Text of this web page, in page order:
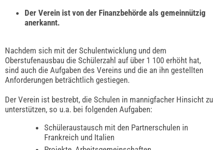
Der Verein ist von der Finanzbehörde als gemeinnützig
anerkannt.
Nachdem sich mit der Schulentwicklung und dem
Oberstufenausbau die Schülerzahl auf über 1 100 erhöht hat,
sind auch die Aufgaben des Vereins und die an ihn gestellten
Anforderungen beträchtlich gestiegen.
Der Verein ist bestrebt, die Schulen in mannigfacher Hinsicht zu
unterstützen, so u.a. bei folgenden Aufgaben:
Schüleraustausch mit den Partnerschulen in
Frankreich und Italien